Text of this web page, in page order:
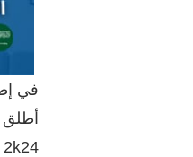
في